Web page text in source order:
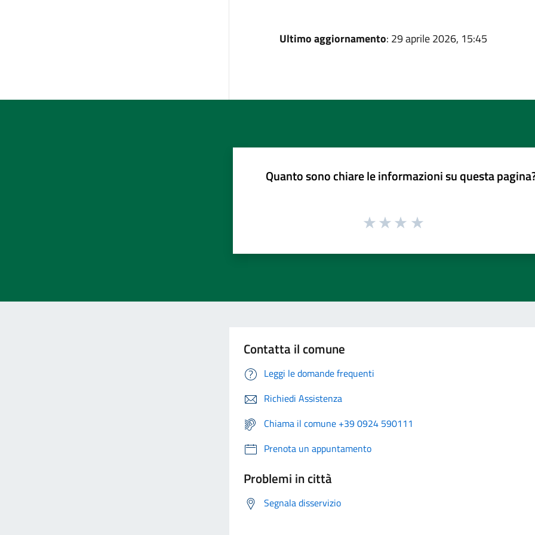
Ultimo aggiornamento: 29 aprile 2026, 15:45
Quanto sono chiare le informazioni su questa
Contatta il comune
Leggi le domande frequenti
Richiedi Assistenza
Chiama il comune +39 0924 590111
Prenota un appuntamento
Problemi in città
Segnala disservizio